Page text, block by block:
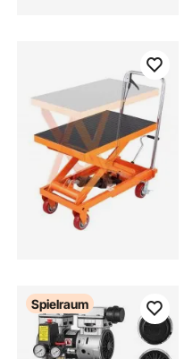
Spielraum